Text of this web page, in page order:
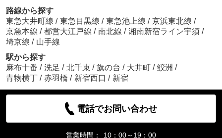
路線から探す
東急大井町線 / 東急目黒線 / 東急池上線 / 京浜東北線 /
京急本線 / 都営大江戸線 / 南北線 / 湘南新宿ライン宇須 /
埼京線 / 山手線
駅から探す
麻布十番 / 洗足 / 北千束 / 旗の台 / 大井町 / 鮫洲 /
青物横丁 / 赤羽橋 / 新宿西口 / 新宿
電話でお問い合わせ
営業時間：
10：00～19：00